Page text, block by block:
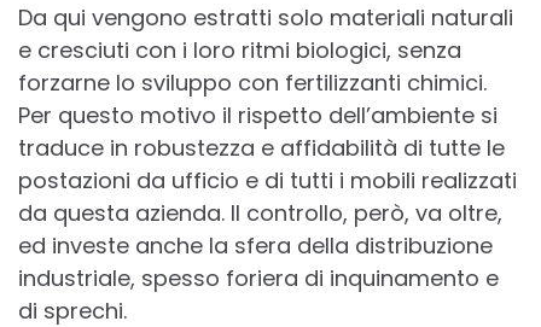
Da qui vengono estratti solo materiali naturali
e cresciuti con i loro ritmi biologici, senza
forzarne lo sviluppo con fertilizzanti chimici.
Per questo motivo il rispetto dell’ambiente si
traduce in robustezza e affidabilità di tutte le
postazioni da ufficio e di tutti i mobili realizzati
da questa azienda. Il controllo, però, va oltre,
ed investe anche la sfera della distribuzione
industriale, spesso foriera di inquinamento e
di sprechi.